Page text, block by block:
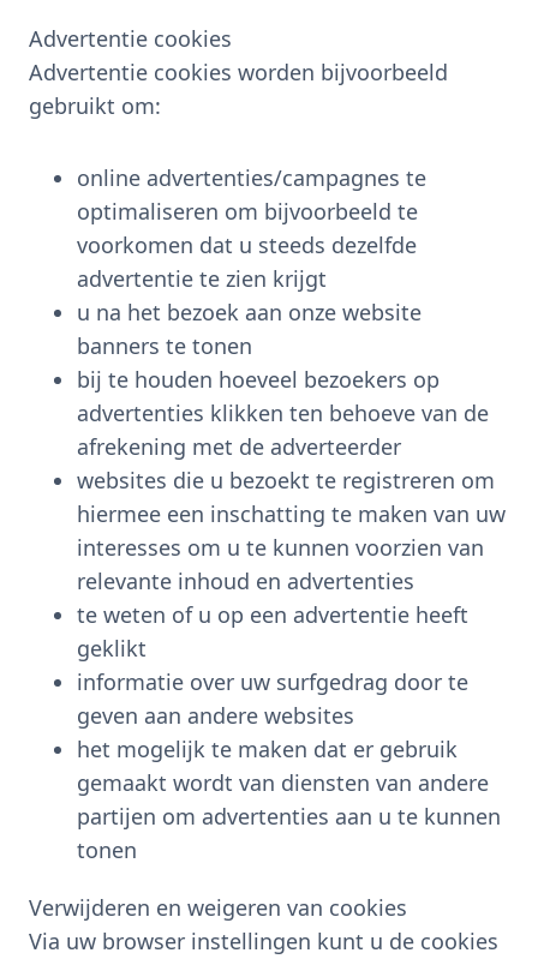
Advertentie cookies
Advertentie cookies worden bijvoorbeeld
gebruikt om:
online advertenties/campagnes te
optimaliseren om bijvoorbeeld te
voorkomen dat u steeds dezelfde
advertentie te zien krijgt
u na het bezoek aan onze website
banners te tonen
bij te houden hoeveel bezoekers op
advertenties klikken ten behoeve van de
afrekening met de adverteerder
websites die u bezoekt te registreren om
hiermee een inschatting te maken van uw
interesses om u te kunnen voorzien van
relevante inhoud en advertenties
te weten of u op een advertentie heeft
geklikt
informatie over uw surfgedrag door te
geven aan andere websites
het mogelijk te maken dat er gebruik
gemaakt wordt van diensten van andere
partijen om advertenties aan u te kunnen
tonen
Verwijderen en weigeren van cookies
Via uw browser instellingen kunt u de cookies